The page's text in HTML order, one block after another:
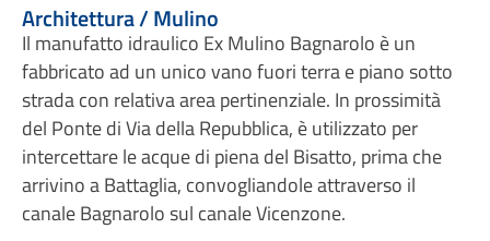
Architettura / Mulino
Il manufatto idraulico Ex Mulino Bagnarolo è un
fabbricato ad un unico vano fuori terra e piano sotto
strada con relativa area pertinenziale. In prossimità
del Ponte di Via della Repubblica, è utilizzato per
intercettare le acque di piena del Bisatto, prima che
arrivino a Battaglia, convogliandole attraverso il
canale Bagnarolo sul canale Vicenzone.